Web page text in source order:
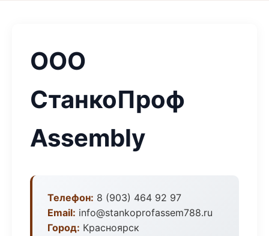
ООО
СтанкоПроф
Assembly
Телефон: 8 (903) 464 92 97
Email: info@stankoprofassem788.ru
Город: Красноярск